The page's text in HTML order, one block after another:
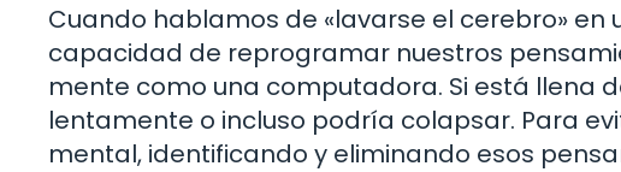
Cuando hablamos de «lavarse el cerebro» en
capacidad de reprogramar nuestros
mente como una computadora. Si está llena
lentamente o incluso podría colapsar. Para
mental, identificando y eliminando esos